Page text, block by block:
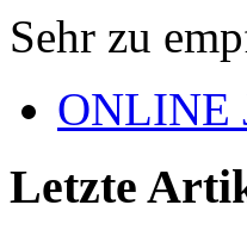
Sehr zu
ONLINE
Letzte